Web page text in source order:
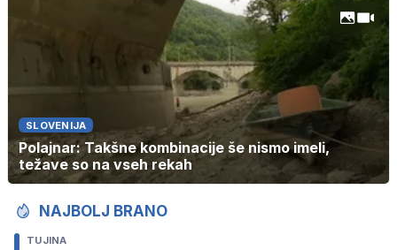
SLOVENIJA
Polajnar: Takšne kombinacije še nismo imeli,
težave so na vseh rekah
NAJBOLJ BRANO
TUJINA